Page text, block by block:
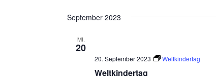
September 2023
MI.
20
Weltkindertag
20. September 2023 Weltkindertag